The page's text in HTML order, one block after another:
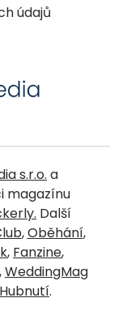
údajů
s.r.o. a
magazínu
Další
,Oběhání,
, Fanzine,
,WeddingMag
.